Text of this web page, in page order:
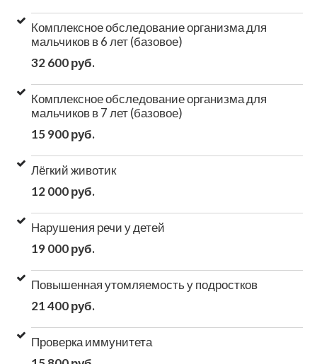
Комплексное обследование организма для
мальчиков в 6 лет (базовое)
32 600 руб.
Комплексное обследование организма для
мальчиков в 7 лет (базовое)
15 900 руб.
Лёгкий животик
12 000 руб.
Нарушения речи у детей
19 000 руб.
Повышенная утомляемость у подростков
21 400 руб.
Проверка иммунитета